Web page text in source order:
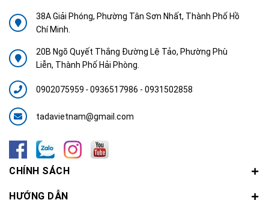
38A Giải Phóng, Phường Tân Sơn Nhất, Thành Phố Hồ
Chí Minh.
20B Ngõ Quyết Thắng Đường Lệ Tảo, Phường Phù
Liễn, Thành Phố Hải Phòng.
0902075959 -0936517986 - 0931502858
tadavietnam@gmail.com
CHÍNH SÁCH
HƯỚNG DẪN